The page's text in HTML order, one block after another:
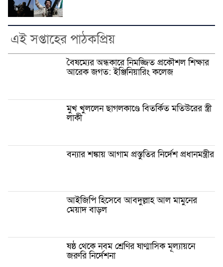
এই সপ্তাহের পাঠকপ্রিয়
বৈষম্যের অন্ধকারে নিমজ্জিত প্রকৌশল শিক্ষার
আরেক জগত: ইঞ্জিনিয়ারিং কলেজ
মুখ খুললেন ছাগলকাণ্ডে বিতর্কিত মতিউরের স্ত্রী
লাকী
বন্যার শঙ্কায় আগাম প্রস্তুতির নির্দেশ প্রধানমন্ত্রীর
আইজিপি হিসেবে আবদুল্লাহ আল মামুনের
মেয়াদ বাড়ল
ষষ্ঠ থেকে নবম শ্রেণির ষাণ্মাসিক মূল্যায়নে
জরুরি নির্দেশনা